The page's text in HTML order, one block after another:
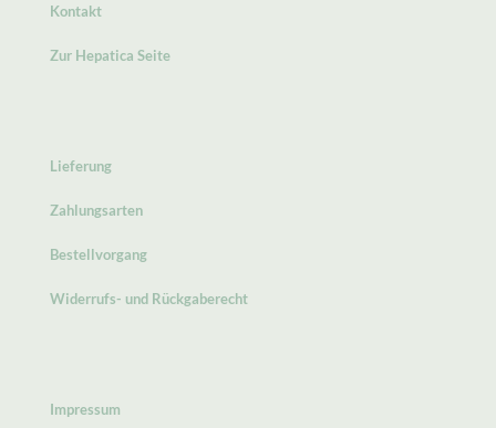
Kontakt
Zur Hepatica Seite
Lieferung
Zahlungsarten
Bestellvorgang
Widerrufs- und Rückgaberecht
Impressum